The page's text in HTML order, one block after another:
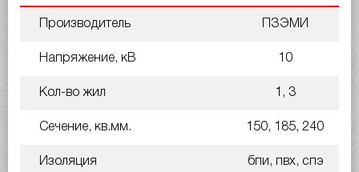
Производитель ПЗЭМИ
Напряжение, кВ 10
Кол-во жил 1, 3
Сечение, кв.мм. 150, 185, 240
Изоляция бпи, пвх, спэ